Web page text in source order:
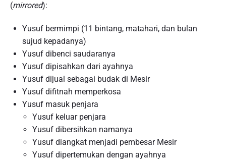
(mirrored):
Yusuf bermimpi (11 bintang, matahari, dan bulan
sujud kepadanya)
Yusuf dibenci saudaranya
Yusuf dipisahkan dari ayahnya
Yusuf dijual sebagai budak di Mesir
Yusuf difitnah memperkosa
Yusuf masuk penjara
Yusuf keluar penjara
Yusuf dibersihkan namanya
Yusuf diangkat menjadi pembesar Mesir
Yusuf dipertemukan dengan ayahnya